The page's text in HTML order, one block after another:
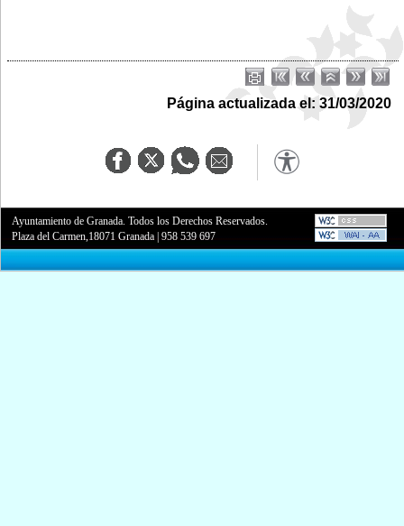
Página actualizada el: 31/03/2020
Ayuntamiento de Granada. Todos los Derechos Reservados.
Plaza del Carmen,18071 Granada |958 539 697